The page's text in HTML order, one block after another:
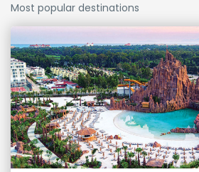
Most popular destinations